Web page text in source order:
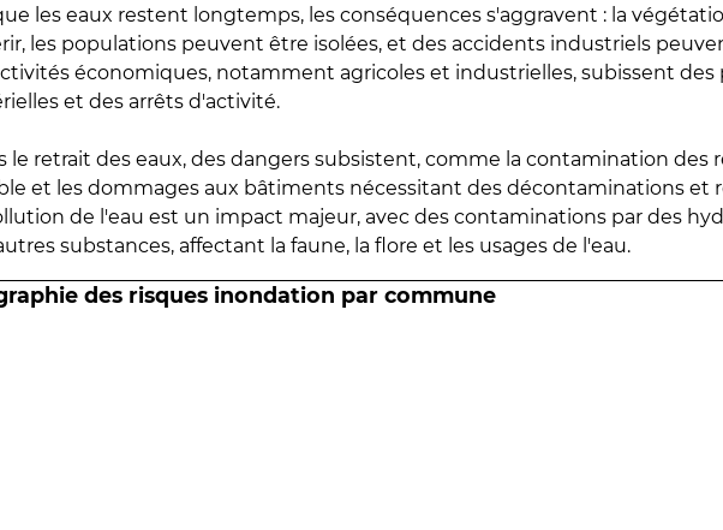
les eaux restent longtemps, les conséquences s'aggravent : la
les populations peuvent être isolées, et des accidents industriels
économiques, notamment agricoles et industrielles, subissent des
et des arrêts d'activité.
le retrait des eaux, des dangers subsistent, comme la contamination des
et les dommages aux bâtiments nécessitant des décontaminations et
de l'eau est un impact majeur, avec des contaminations par des
substances, affectant la faune, la flore et les usages de l'eau.
des risques inondation par commune